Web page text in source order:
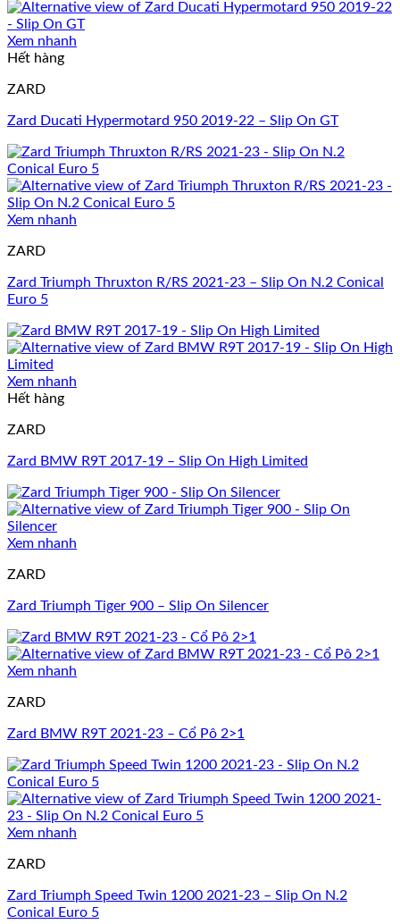
Xem nhanh
Hết hàng
ZARD
Zard Ducati Hypermotard 950 2019-22 – Slip On GT
Xem nhanh
ZARD
Zard Triumph Thruxton R/RS 2021-23 – Slip On N.2 Conical
Euro 5
Xem nhanh
Hết hàng
ZARD
Zard BMW R9T 2017-19 – Slip On High Limited
Xem nhanh
ZARD
Zard Triumph Tiger 900 – Slip On Silencer
Xem nhanh
ZARD
Zard BMW R9T 2021-23 – Cổ Pô 2>1
Xem nhanh
ZARD
Zard Triumph Speed Twin 1200 2021-23 – Slip On N.2
Conical Euro 5